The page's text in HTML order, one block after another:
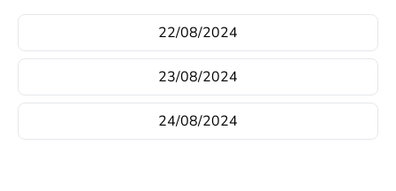
22/08/2024
23/08/2024
24/08/2024